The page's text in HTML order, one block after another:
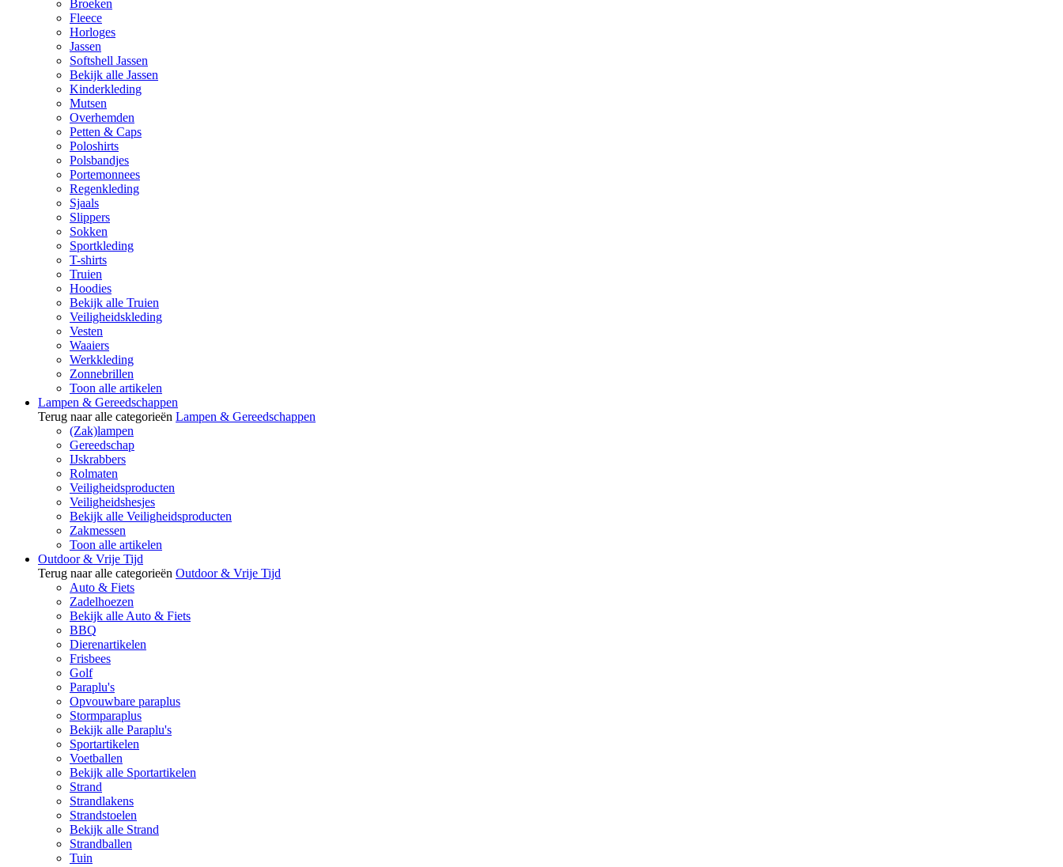
Broeken
Fleece
Horloges
Jassen
Softshell Jassen
Bekijk alle Jassen
Kinderkleding
Mutsen
Overhemden
Petten & Caps
Poloshirts
Polsbandjes
Portemonnees
Regenkleding
Sjaals
Slippers
Sokken
Sportkleding
T-shirts
Truien
Hoodies
Bekijk alle Truien
Veiligheidskleding
Vesten
Waaiers
Werkkleding
Zonnebrillen
Toon alle artikelen
Lampen & Gereedschappen
Terug naar alle categorieën Lampen & Gereedschappen
(Zak)lampen
Gereedschap
IJskrabbers
Rolmaten
Veiligheidsproducten
Veiligheidshesjes
Bekijk alle Veiligheidsproducten
Zakmessen
Toon alle artikelen
Outdoor & Vrije Tijd
Terug naar alle categorieën Outdoor & Vrije Tijd
Auto & Fiets
Zadelhoezen
Bekijk alle Auto & Fiets
BBQ
Dierenartikelen
Frisbees
Golf
Paraplu's
Opvouwbare paraplus
Stormparaplus
Bekijk alle Paraplu's
Sportartikelen
Voetballen
Bekijk alle Sportartikelen
Strand
Strandlakens
Strandstoelen
Bekijk alle Strand
Strandballen
Tuin